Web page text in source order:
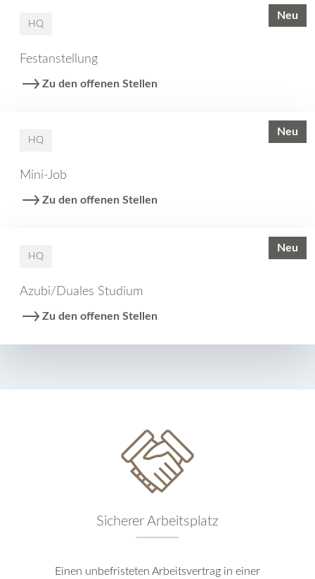
Neu
HQ
Festanstellung
Zu den offenen Stellen
Neu
HQ
Mini-Job
Zu den offenen Stellen
Neu
HQ
Azubi/Duales Studium
Zu den offenen Stellen
Sicherer Arbeitsplatz
────
Einen unbefristeten Arbeitsvertrag in einer